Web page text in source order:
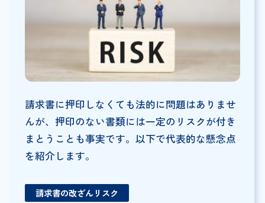
請求書に押印しなくても法的に問題はありませ
んが、押印のない書類には一定のリスクが付き
まとうことも事実です。以下で代表的な懸念点
を紹介します。
請求書の改ざんリスク